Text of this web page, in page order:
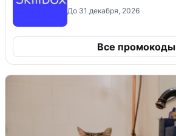
До 31 декабря, 2026
Все промокоды